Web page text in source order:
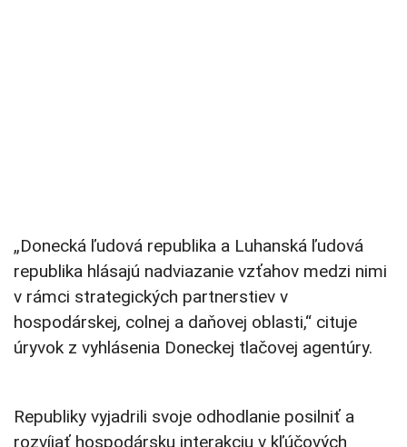
„Donecká ľudová republika a Luhanská ľudová
republika hlásajú nadviazanie vzťahov medzi nimi
v rámci strategických partnerstiev v
hospodárskej, colnej a daňovej oblasti,“ cituje
úryvok z vyhlásenia Doneckej tlačovej agentúry.
Republiky vyjadrili svoje odhodlanie posilniť a
rozvíjať hospodársku interakciu v kľúčových